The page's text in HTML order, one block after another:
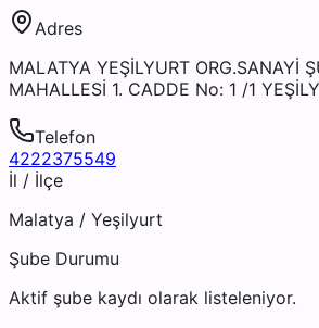
Adres
MALATYA YEŞİLYURT ORG.SANAYİ
MAHALLESİ 1. CADDE No: 1 /1
Telefon
4222375549
İl / İlçe
Malatya / Yeşilyurt
Şube Durumu
Aktif şube kaydı olarak listeleniyor.